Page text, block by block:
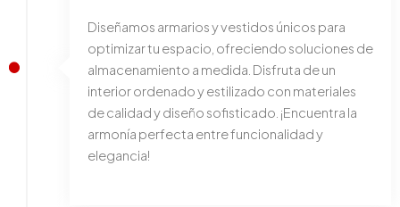
Diseñamos armarios y vestidos únicos para
optimizar tu espacio, ofreciendo soluciones de
almacenamiento a medida. Disfruta de un
interior ordenado y estilizado con materiales
de calidad y diseño sofisticado. ¡Encuentra la
armonía perfecta entre funcionalidad y
elegancia!